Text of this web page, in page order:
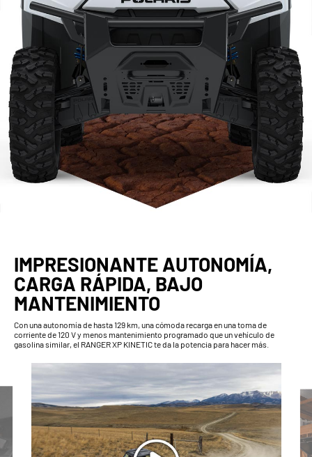
IMPRESIONANTE AUTONOMÍA,
CARGA RÁPIDA, BAJO
MANTENIMIENTO
Con una autonomía de hasta 129 km, una cómoda recarga en una toma de
corriente de 120 V y menos mantenimiento programado que un vehículo de
gasolina similar, el RANGER XP KINETIC te da la potencia para hacer más.